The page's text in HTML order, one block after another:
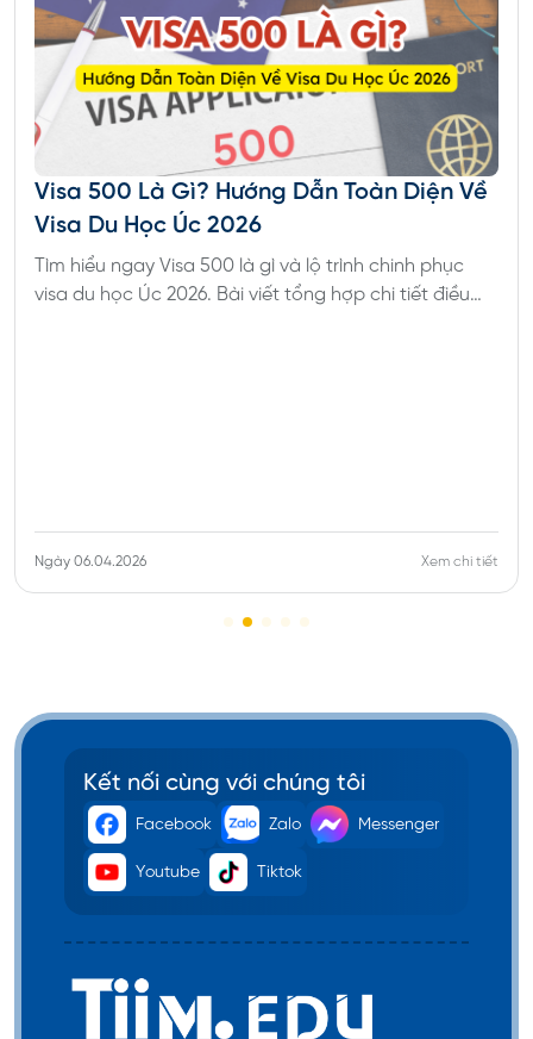
sống cũng như rời khỏi Úc với số tiền khoảng
5.000 AUD (khoảng 86 triệu đồng).
Đủ tiêu chuẩn về sức khỏe.
Có chứng chỉ tiếng anh IELTS 4.5 hoặc các
chứng chỉ khác có hiệu lực tương đương. Bạn sẽ
không cần nộp chứng chỉ khi đã từng học tại
trường quốc tế từ cấp 1 đến cấp 3.
Ngoài ra, rất nhiều người Việt thường hay bị chậm
cụ thể về chứng chỉ tiếng anh mà bạn cần nhớ khi
xin thị thực này như:
Chứng chỉ IELTS
: 4 kỹ năng phải đạt từ 4.5 trở
lên (IELTS Academic hoặc IELTS General Training
Chứng chỉ TOEFL iBT : Đạt tổng 32 điểm trở lên.
Chứng chỉ PTE
Chứng chỉ Cambridge C1 Advanced
Cambridge C1 Advanced.
Visa 500 Là Gì? Hướng Dẫn Toàn Diện Về
Visa Du Học Úc 2026
Tìm hiểu ngay Visa 500 là gì và lộ trình chinh phục
visa du học Úc 2026. Bài viết tổng hợp chi tiết điều
Ngày 06.04.2026 Xem chi tiết
Kết nối cùng với chúng tôi
Facebook Zalo Messenger
Youtube Tiktok